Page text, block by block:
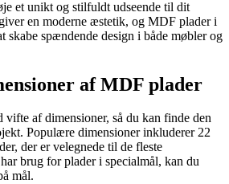
et unikt og stilfuldt udseende til dit
en moderne æstetik, og MDF plader i
skabe spændende design i både møbler og
af MDF plader
af dimensioner, så du kan finde den
Populære dimensioner inkluderer 22
der er velegnede til de fleste
brug for plader i specialmål, kan du
mål.